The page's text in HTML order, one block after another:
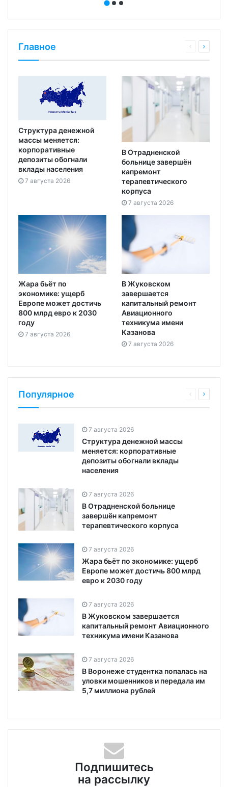
Главное
Структура денежной
массы меняется:
корпоративные
депозиты обогнали
вклады населения
7 августа 2026
В Отрадненской
больнице завершён
капремонт
терапевтического
корпуса
7 августа 2026
Жара бьёт по
экономике: ущерб
Европе может достичь
800 млрд евро к 2030
году
7 августа 2026
В Жуковском
завершается
капитальный ремонт
Авиационного
техникума имени
Казанова
7 августа 2026
Популярное
7 августа 2026
Структура денежной массы
меняется: корпоративные
депозиты обогнали вклады
населения
7 августа 2026
В Отрадненской больнице
завершён капремонт
терапевтического корпуса
7 августа 2026
Жара бьёт по экономике: ущерб
Европе может достичь 800 млрд
евро к 2030 году
7 августа 2026
В Жуковском завершается
капитальный ремонт Авиационного
техникума имени Казанова
7 августа 2026
В Воронеже студентка попалась на
уловки мошенников и передала им
5,7 миллиона рублей
Подпишитесь
на рассылку